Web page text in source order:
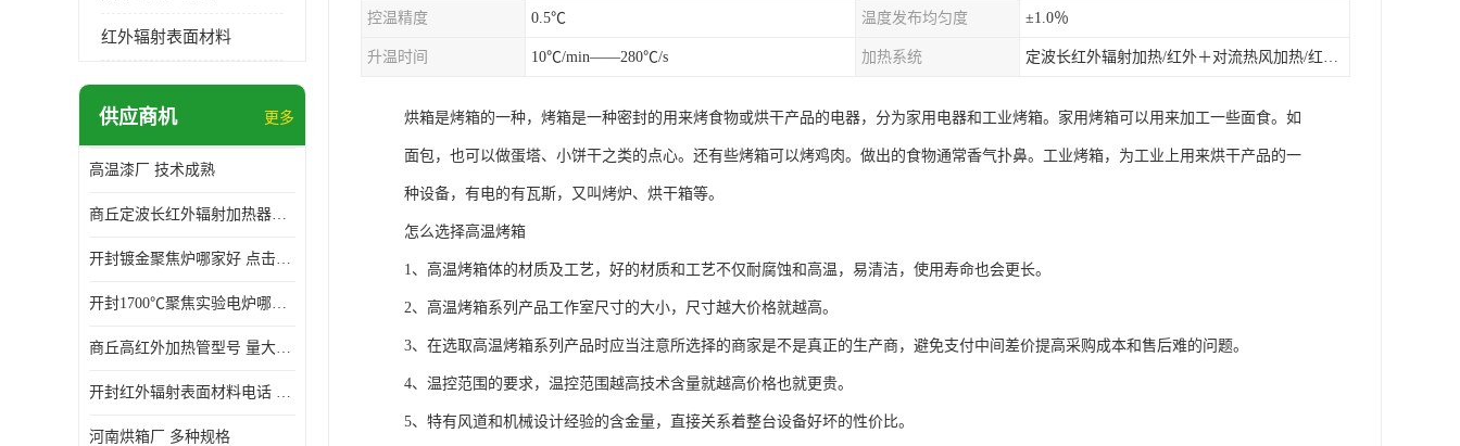
红外辐射表面材料
供应商机 更多
高温漆厂 技术成熟
商丘定波长红外辐射加热器厂家 安装简单
开封镀金聚焦炉哪家好 点击了解 标志明显
开封1700℃聚焦实验电炉哪家好 维护 实用性强
商丘高红外加热管型号 量大价优
开封红外辐射表面材料电话 操作方便 操作灵活
河南烘箱厂 多种规格
控温精度 0.5℃ 温度发布均匀度 ±1.0％
升温时间 10℃/min——280℃/s 加热系统 定波长红外辐射加热/红外＋对流热风加热/红外辐射热风加热
烘箱是烤箱的一种，烤箱是一种密封的用来烤食物或烘干产品的电器，分为家用电器和工业烤箱。家用烤箱可以用来加工一些面食。如
面包，也可以做蛋塔、小饼干之类的点心。还有些烤箱可以烤鸡肉。做出的食物通常香气扑鼻。工业烤箱，为工业上用来烘干产品的一
种设备，有电的有瓦斯，又叫烤炉、烘干箱等。
怎么选择高温烤箱
1、高温烤箱体的材质及工艺，好的材质和工艺不仅耐腐蚀和高温，易清洁，使用寿命也会更长。
2、高温烤箱系列产品工作室尺寸的大小，尺寸越大价格就越高。
3、在选取高温烤箱系列产品时应当注意所选择的商家是不是真正的生产商，避免支付中间差价提高采购成本和售后难的问题。
4、温控范围的要求，温控范围越高技术含量就越高价格也就更贵。
5、特有风道和机械设计经验的含金量，直接关系着整台设备好坏的性价比。